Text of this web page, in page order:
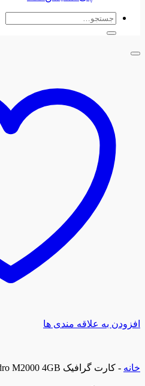
جستجو
افزودن به علاقه مندی ها
خانه - کارت گرافیک NVIDIA Quadro M2000 4GB